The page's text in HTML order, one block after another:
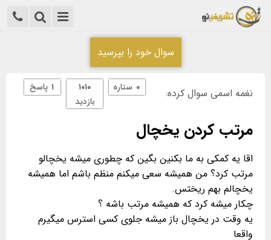
سوال خود را بپرسید
نغمه اسمی سوال کرده: ۱ پاسخ
۱۰۱۰
بازدید
۰ ستاره
مرتب کردن یخچال
اقا یه کمکی به ما بکنین بگین که چطوری میشه یخچالو
مرتب کرد؟ من همیشه سعی میکنم منظم باشم اما همیشه
یه وقت در یخچال باز میشه جلوی کسی استرس میگیرم
واقعا